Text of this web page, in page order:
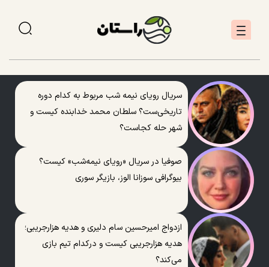
سریال رویای نیمه شب مربوط به کدام دوره
تاریخی‌ست؟ سلطان محمد خدابنده کیست و
شهر حله کجاست؟
صوفیا در سریال «رویای نیمه‌شب» کیست؟
بیوگرافی سوزانا الوز، بازیگر سوری
ازدواج امیرحسین سام دلیری و هدیه هزارجریبی؛
هدیه هزارجریبی کیست و درکدام تیم بازی
می‌کند؟